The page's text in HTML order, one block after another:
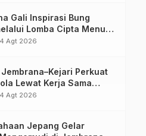
Gali Inspirasi Bung
Lomba Cipta Menu
Agt 2026
Jembrana–Kejari Perkuat
Lewat Kerja Sama
Agt 2026
Jepang Gelar